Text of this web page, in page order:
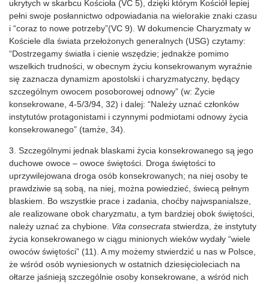
ukrytych w skarbcu Kościoła (VC 5), dzięki którym Kościół lepiej
pełni swoje posłannictwo odpowiadania na wielorakie znaki czasu
i “coraz to nowe potrzeby”(VC 9). W dokumencie Charyzmaty w
Kościele dla świata przełożonych generalnych (USG) czytamy:
“Dostrzegamy światła i cienie wszędzie; jednakże pomimo
wszelkich trudności, w obecnym życiu konsekrowanym wyraźnie
się zaznacza dynamizm apostolski i charyzmatyczny, będący
szczególnym owocem posoborowej odnowy” (w: Życie
konsekrowane, 4-5/3/94, 32) i dalej: “Należy uznać członków
instytutów protagonistami i czynnymi podmiotami odnowy życia
konsekrowanego” (tamże, 34).
3. Szczególnymi jednak blaskami życia konsekrowanego są jego
duchowe owoce – owoce świętości. Droga świętości to
uprzywilejowana droga osób konsekrowanych; na niej osoby te
prawdziwie są sobą, na niej, można powiedzieć, świecą pełnym
blaskiem. Bo wszystkie prace i zadania, choćby najwspanialsze,
ale realizowane obok charyzmatu, a tym bardziej obok świętości,
należy uznać za chybione. Vita consecrata stwierdza, że instytuty
życia konsekrowanego w ciągu minionych wieków wydały “wiele
owoców świętości” (11). A my możemy stwierdzić u nas w Polsce,
że wśród osób wyniesionych w ostatnich dziesięcioleciach na
ołtarze jaśnieją szczególnie osoby konsekrowane, a wśród nich